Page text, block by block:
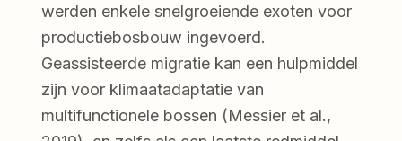
werden enkele snelgroeiende exoten voor
productiebosbouw ingevoerd.
Geassisteerde migratie kan een hulpmiddel
zijn voor klimaatadaptatie van
multifunctionele bossen (Messier et al.,